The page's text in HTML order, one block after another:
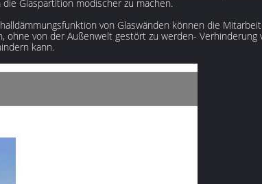
Glaspartition modischer zu machen.
von Glaswänden können die
von der Außenwelt gestört zu werden- Verhinderung
kann.